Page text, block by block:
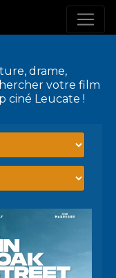
drame,
votre film
ciné Leucate !